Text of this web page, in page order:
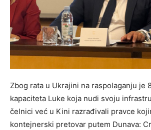
Zbog rata u Ukrajini na raspolaganju je
kapaciteta Luke koja nudi svoju
čelnici već u Kini razrađivali pravce
kontejnerski pretovar putem Dunava: